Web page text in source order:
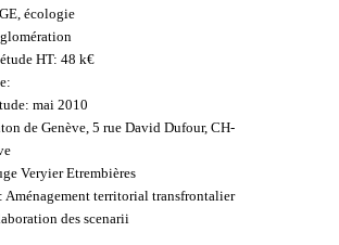
écologie
HT: 48 k€
mai 2010
de Genève, 5 rue David Dufour, CH-
Veryier Etrembières
Aménagement territorial transfrontalier
des scenarii